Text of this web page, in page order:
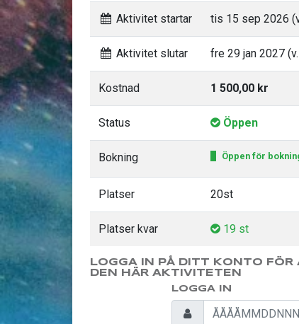
Aktivitet startar tis 15 sep 2026
Aktivitet slutar fre 29 jan 2027
Kostnad 1 500,00 kr
Status Öppen
Bokning Öppen för
Platser 20st
Platser kvar 19 st
LOGGA IN PÅ DITT KONTO
DEN HÄR AKTIVITETEN
LOGGA IN
Personnummer